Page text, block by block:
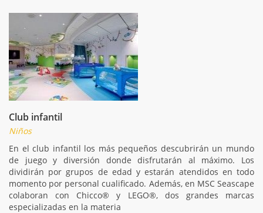
Club infantil
Niños
En el club infantil los más pequeños descubrirán un mundo
de juego y diversión donde disfrutarán al máximo. Los
dividirán por grupos de edad y estarán atendidos en todo
momento por personal cualificado. Además, en MSC Seascape
colaboran con Chicco® y LEGO®, dos grandes marcas
especializadas en la materia